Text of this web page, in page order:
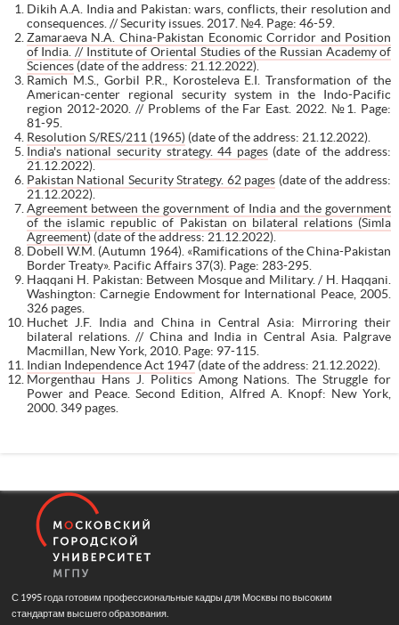
Dikih A.A. India and Pakistan: wars, conflicts, their resolution and
consequences. // Security issues. 2017. №4. Page: 46-59.
Zamaraeva N.A. China-Pakistan Economic Corridor and Position
of India. // Institute of Oriental Studies of the Russian Academy of
Sciences(date of the address: 21.12.2022).
Ramich M.S., Gorbil P.R., Korosteleva E.I. Transformation of the
American-center regional security system in the Indo-Pacific
region 2012-2020. // Problems of the Far East. 2022. №1. Page:
81-95.
Resolution S/RES/211 (1965)(date of the address: 21.12.2022).
India's national security strategy. 44 pages(date of the address:
21.12.2022).
Pakistan National Security Strategy. 62 pages (date of the address:
21.12.2022).
Agreement between the government of India and the government
of the islamic republic of Pakistan on bilateral relations (Simla
Agreement)(date of the address: 21.12.2022).
Dobell W.M. (Autumn 1964). «Ramifications of the China-Pakistan
Border Treaty». Pacific Affairs 37(3). Page: 283-295.
Haqqani H. Pakistan: Between Mosque and Military. / H. Haqqani.
Washington: Carnegie Endowment for International Peace, 2005.
326 pages.
Huchet J.F. India and China in Central Asia: Mirroring their
bilateral relations. // China and India in Central Asia. Palgrave
Macmillan, New York, 2010. Page: 97-115.
Indian Independence Act 1947(date of the address: 21.12.2022).
Morgenthau Hans J. Politics Among Nations. The Struggle for
Power and Peace. Second Edition, Alfred A. Knopf: New York,
2000. 349 рages.
С 1995 года готовим профессиональные кадры для Москвы по высоким
стандартам высшего образования.